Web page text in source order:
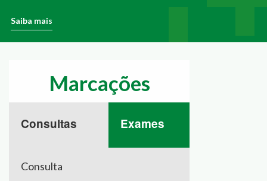
Saiba mais
Marcações
Consultas Exames
Consulta